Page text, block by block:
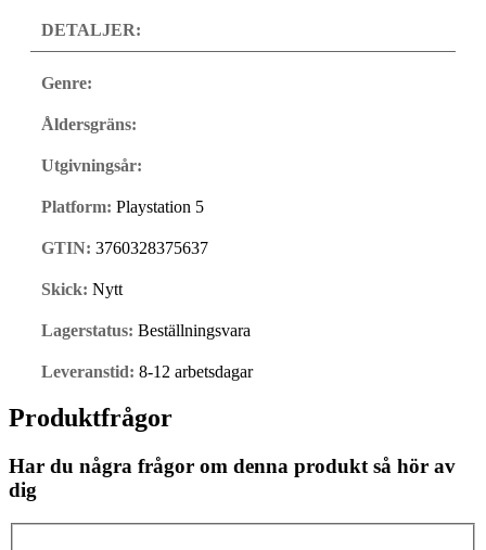
DETALJER:
Genre:
Åldersgräns:
Utgivningsår:
Platform: Playstation 5
GTIN: 3760328375637
Skick: Nytt
Lagerstatus: Beställningsvara
Leveranstid: 8-12 arbetsdagar
Produktfrågor
Har du några frågor om denna produkt så hör av
dig